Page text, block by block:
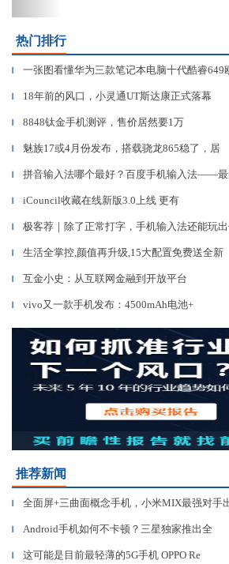
热门排行
▎ 一张图看懂华为三款笔记本电脑十代酷睿649
▎ 18年前的风口，小灵通UT斯达康正式落幕
▎ 8848钛金手机测评，售价居然要1万
▎ 魅族17或4月份发布，搭载骁龙865稳了，居
▎ 拼音输入法哪个最好？百度手机输入法——
▎ iCouncil收藏在线新版3.0上线 更有
▎ 极客荐｜除了正常打字，手机输入法还能玩
▎ 生活全掌控,颜值再升级,15大配置免费送全新
▎ 互金小史：从互联网金融到开放平台
▎ vivo又一款手机发布：4500mAh电池+
推荐新闻
▎ 全面屏+三曲面概念手机，小米MIX最强对手
▎ Android手机如何不卡顿？三星独家推出全
▎ 这可能是目前最轻薄的5G手机 OPPO Re